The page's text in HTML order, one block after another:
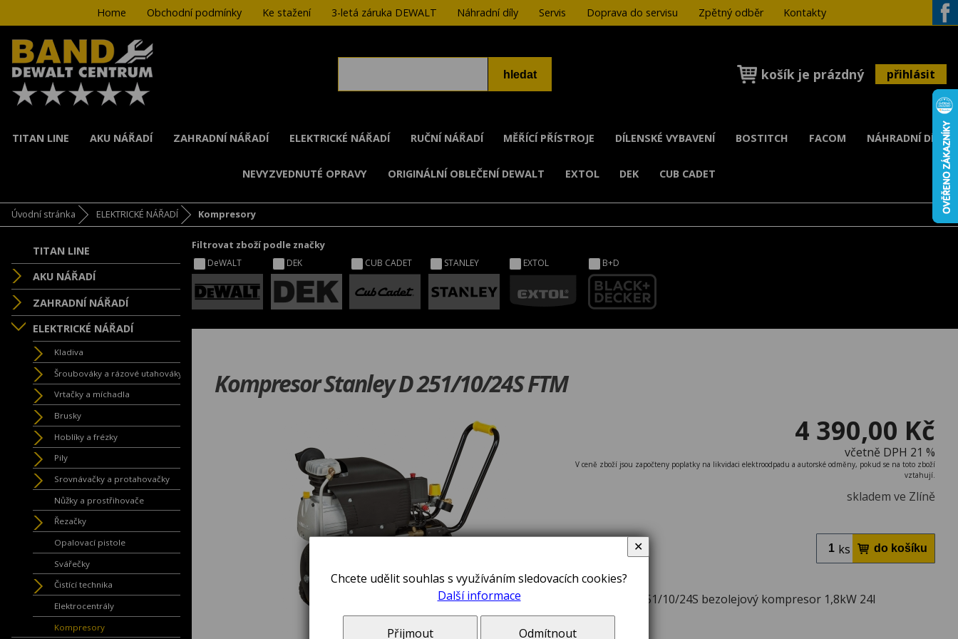
Home Obchodní podmínky Ke stažení 3-letá záruka DEWALT Náhradní díly Servis Doprava do servisu Zpětný odběr
Kontakty
košík je prázdný přihlásit
TITAN LINE AKU NÁŘADÍ ZAHRADNÍ NÁŘADÍ ELEKTRICKÉ NÁŘADÍ RUČNÍ NÁŘADÍ MĚŘÍCÍ PŘÍSTROJE DÍLENSKÉ VYBAVENÍ BOSTITCH FACOM NÁHRADNÍ DÍLY
NEVYZVEDNUTÉ OPRAVY ORIGINÁLNÍ OBLEČENÍ DEWALT EXTOL DEK CUB CADET
Úvodní stránka ELEKTRICKÉ NÁŘADÍ Kompresory
TITAN LINE
AKU NÁŘADÍ
ZAHRADNÍ NÁŘADÍ
ELEKTRICKÉ NÁŘADÍ
Kladiva
Šroubováky a rázové utahováky
Vrtačky a míchadla
Brusky
Hoblíky a frézky
Pily
Srovnávačky a protahovačky
Nůžky a prostřihovače
Řezačky
Opalovací pistole
Svářečky
Čistící technika
Elektrocentrály
Kompresory
Filtrovat zboží podle značky
DeWALT DEK CUB CADET STANLEY EXTOL B+D
Kompresor Stanley D 251/10/24S FTM
4 390,00 Kč
včetně DPH 21 %
V ceně zboží jsou započteny poplatky na likvidaci elektroodpadu a autorské odměny, pokud se na toto zboží
vztahují.
skladem ve Zlíně
ks
STANLEY D 251/10/24S bezolejový kompresor 1,8kW 24l
Chcete udělit souhlas s využíváním sledovacích cookies?
Další informace
Přijmout Odmítnout
✕